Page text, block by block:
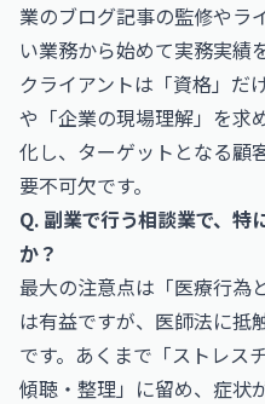
業のブログ記事の監修やラ
い業務から始めて実務実績
クライアントは「資格」だ
や「企業の現場理解」を求
化し、ターゲットとなる顧
要不可欠です。
Q. 副業で行う相談業で、特
か？
最大の注意点は「医療行為
は有益ですが、医師法に抵
です。あくまで「ストレス
傾聴・整理」に留め、症状